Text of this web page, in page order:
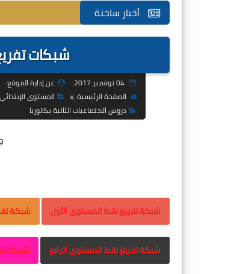
أخبار ساخنة
شبكات
04 نوفمبر 2017
عن إدارة الموقع
الصفحة الرئيسية
المستوى الإبتدائي
دروس الاجتماعيات الثانية بكالوريا
شبكة تفريغ نقط المستوى الأول شبكة
شبكة تفريغ نقط المستوى الرابع شبكة